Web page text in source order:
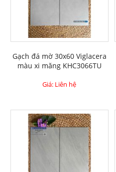
Gạch đá mờ 30x60 Viglacera
màu xi măng KHC3066TU
Giá: Liên hệ